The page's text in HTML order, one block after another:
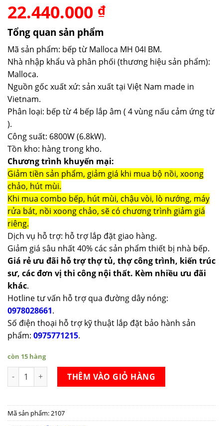
Giá
gốc
là:
26.400.000 ₫.
22.440.000 ₫Giá
là:
22.440.000 ₫.
Tổng quan sản phẩm
Mã sản phẩm: bếp từ Malloca MH 04I BM.
Nhà nhập khẩu và phân phối (thương hiệu sản phẩm):
Malloca.
Nguồn gốc xuất xứ: sản xuất tại Việt Nam made in
Vietnam.
Phân loại: bếp từ 4 bếp lắp âm ( 4 vùng nấu cảm ứng từ
).
Công suất: 6800W (6.8kW).
Tồn kho: hàng trong kho.
Chương trình khuyến mại:
Giảm tiền sản phẩm, giảm giá khi mua bộ nồi, xoong
chảo, hút mùi.
Khi mua combo bếp, hút mùi, chậu vòi, lò nướng, máy
rửa bát, nồi xoong chảo, sẽ có chương trình giảm giá
riêng.
Dịch vụ hỗ trợ: hỗ trợ lắp đặt giao hàng.
Giảm giá sâu nhất 40% các sản phẩm thiết bị nhà bếp.
Giá rẻ ưu đãi hỗ trợ thợ tủ, thợ công trình, kiến trúc
sư, các đơn vị thi công nội thất. Kèm nhiều ưu đãi
khác.
Hotline tư vấn hỗ trợ qua đường dây nóng:
0978028661.
Số điện thoại hỗ trợ kỹ thuật lắp đặt bảo hành sản
phẩm: 0975771215.
còn 15 hàng
Bếp từ Malloca MH 04I BM số lượng
THÊM VÀO GIỎ HÀNG
Mã sản phẩm: 2107